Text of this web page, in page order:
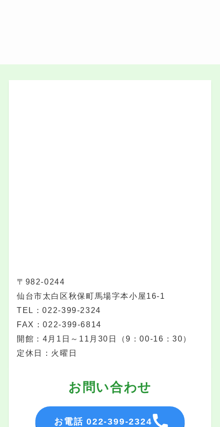
〒982-0244
仙台市太白区秋保町馬場字本小屋16-1
TEL：022-399-2324
FAX：022-399-6814
開館：4月1日～11月30日（9：00-16：30）
定休日：火曜日
お問い合わせ
お電話 022-399-2324